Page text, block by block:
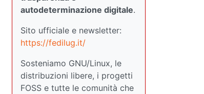
autodeterminazione digitale.
Sito ufficiale e newsletter:
https://fedilug.it/
Sosteniamo GNU/Linux, le
distribuzioni libere, i progetti
FOSS e tutte le comunità che